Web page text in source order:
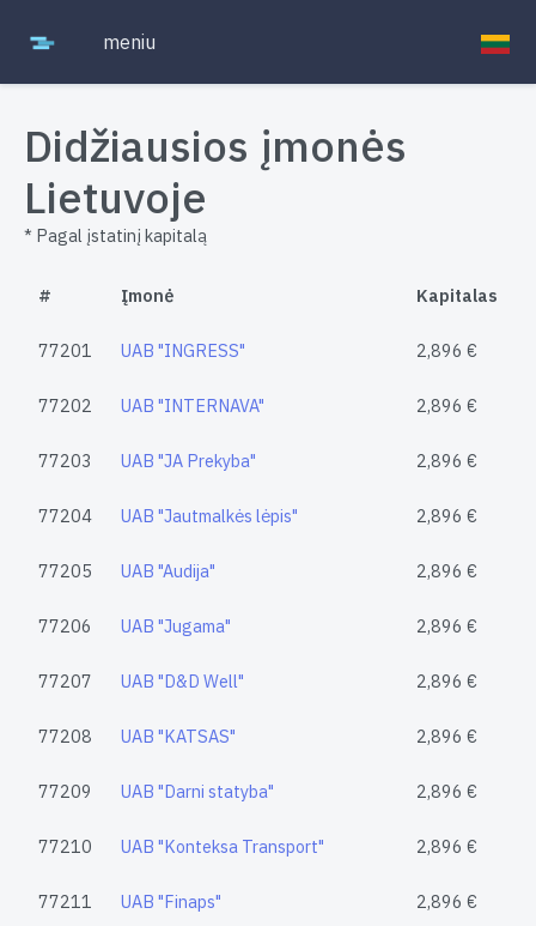
meniu
Didžiausios įmonės
Lietuvoje
* Pagal įstatinį kapitalą
# Įmonė Kapitalas
77201 UAB "INGRESS" 2,896 €
77202 UAB "INTERNAVA" 2,896 €
77203 UAB "JA Prekyba" 2,896 €
77204 UAB "Jautmalkės lėpis" 2,896 €
77205 UAB "Audija" 2,896 €
77206 UAB "Jugama" 2,896 €
77207 UAB "D&D Well" 2,896 €
77208 UAB "KATSAS" 2,896 €
77209 UAB "Darni statyba" 2,896 €
77210 UAB "Konteksa Transport" 2,896 €
77211 UAB "Finaps" 2,896 €